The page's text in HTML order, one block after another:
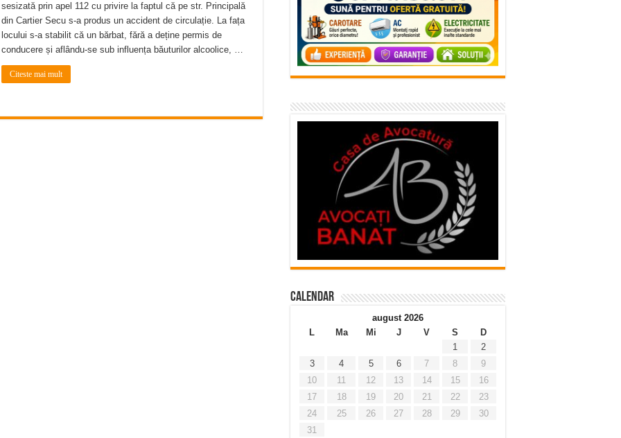
avarie
cartier Țerova – avarie – 04.08.2026
sesizată prin apel 112 cu privire la faptul că pe str. Principală
din Cartier Secu s-a produs un accident de circulație. La fața
locului s-a stabilit că un bărbat, fără a deține permis de
conducere și aflându-se sub influența băuturilor alcoolice, …
Citeste mai mult
Calendar
august 2026
L
Ma Mi J V S
D
1
2
3
4 5 6 7 8
9
10
11 12 13 14 15
16
17
18 19 20 21 22
23
24
25 26 27 28 29
30
31